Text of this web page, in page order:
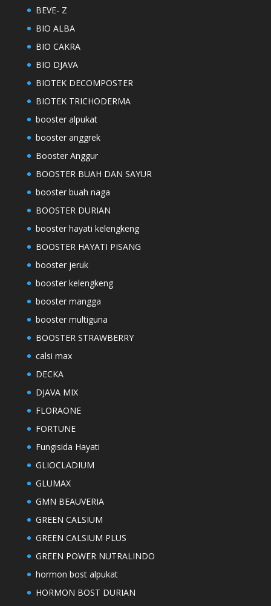
BEVE- Z
BIO ALBA
BIO CAKRA
BIO DJAVA
BIOTEK DECOMPOSTER
BIOTEK TRICHODERMA
booster alpukat
booster anggrek
Booster Anggur
BOOSTER BUAH DAN SAYUR
booster buah naga
BOOSTER DURIAN
booster hayati kelengkeng
BOOSTER HAYATI PISANG
booster jeruk
booster kelengkeng
booster mangga
booster multiguna
BOOSTER STRAWBERRY
calsi max
DECKA
DJAVA MIX
FLORAONE
FORTUNE
Fungisida Hayati
GLIOCLADIUM
GLUMAX
GMN BEAUVERIA
GREEN CALSIUM
GREEN CALSIUM PLUS
GREEN POWER NUTRALINDO
hormon bost alpukat
HORMON BOST DURIAN